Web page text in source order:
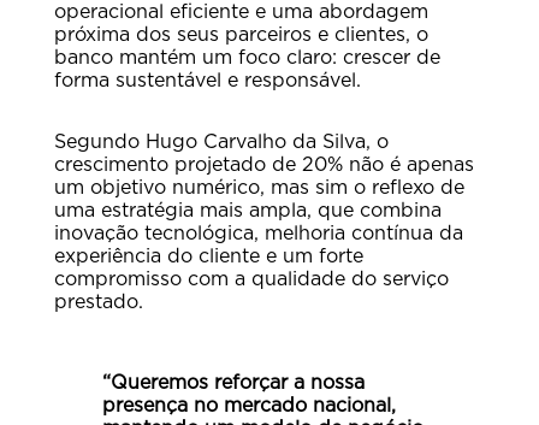
operacional eficiente e uma abordagem
próxima dos seus parceiros e clientes, o
banco mantém um foco claro: crescer de
forma sustentável e responsável.
Segundo Hugo Carvalho da Silva, o
crescimento projetado de 20% não é apenas
um objetivo numérico, mas sim o reflexo de
uma estratégia mais ampla, que combina
inovação tecnológica, melhoria contínua da
experiência do cliente e um forte
compromisso com a qualidade do serviço
prestado.
“Queremos reforçar a nossa
presença no mercado nacional,